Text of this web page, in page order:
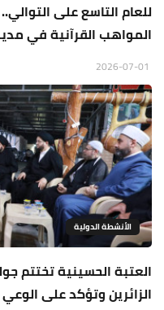
للعام التاسع على
المواهب القرآنية في
الأنشطة الدولية
العتبة الحسينية تختتم
الزائرين وتؤكد على